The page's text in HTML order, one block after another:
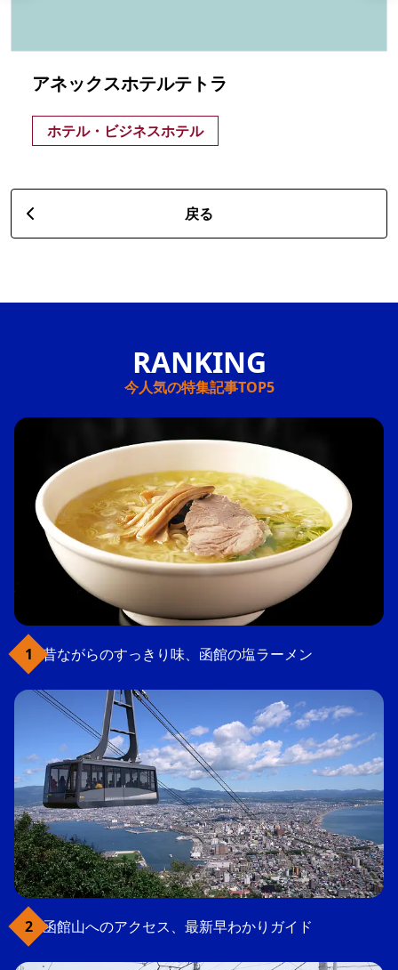
アネックスホテルテトラ
ホテル・ビジネスホテル
戻る
今人気の特集記事TOP5
昔ながらのすっきり味、函館の塩ラーメン
函館山へのアクセス、最新早わかりガイド